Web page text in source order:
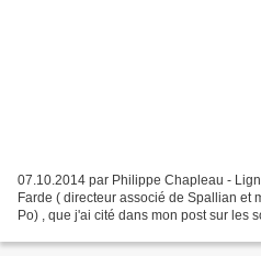
07.10.2014 par Philippe Chapleau -
Farde ( directeur associé de Spallian et
Po) , que j'ai cité dans mon post sur les